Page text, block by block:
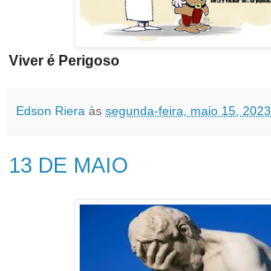
Viver é Perigoso
Edson Riera às segunda-feira, maio 15, 2023
13 DE MAIO